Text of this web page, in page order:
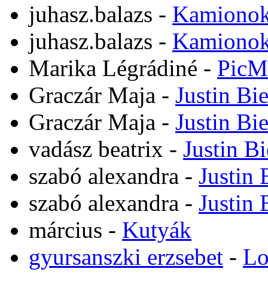
juhasz.balazs -
juhasz.balazs -
Marika Légrádiné -
Graczár Maja - Justin
Graczár Maja - Justin
vadász beatrix - Justin
szabó alexandra - Justin
szabó alexandra - Justin
március - Kutyák
gyursanszki erzsebet -